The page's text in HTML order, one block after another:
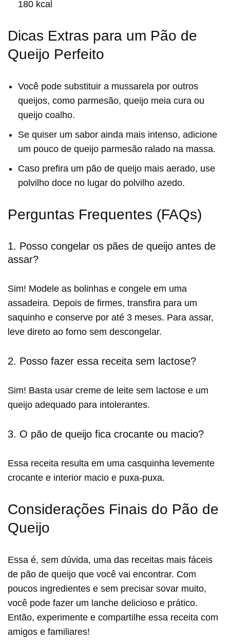
180 kcal
Dicas Extras para um Pão de
Queijo Perfeito
Você pode substituir a mussarela por outros
queijos, como parmesão, queijo meia cura ou
queijo coalho.
Se quiser um sabor ainda mais intenso, adicione
um pouco de queijo parmesão ralado na massa.
Caso prefira um pão de queijo mais aerado, use
polvilho doce no lugar do polvilho azedo.
Perguntas Frequentes (FAQs)
1. Posso congelar os pães de queijo antes de
assar?
Sim! Modele as bolinhas e congele em uma
assadeira. Depois de firmes, transfira para um
saquinho e conserve por até 3 meses. Para assar,
leve direto ao forno sem descongelar.
2. Posso fazer essa receita sem lactose?
Sim! Basta usar creme de leite sem lactose e um
queijo adequado para intolerantes.
3. O pão de queijo fica crocante ou macio?
Essa receita resulta em uma casquinha levemente
crocante e interior macio e puxa-puxa.
Considerações Finais do Pão de
Queijo
Essa é, sem dúvida, uma das receitas mais fáceis
de pão de queijo que você vai encontrar. Com
poucos ingredientes e sem precisar sovar muito,
você pode fazer um lanche delicioso e prático.
Então, experimente e compartilhe essa receita com
amigos e familiares!